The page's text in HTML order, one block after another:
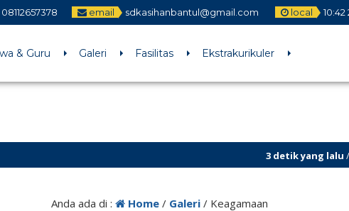
08112657378 email sdkasihanbantul@gmail.com local 10:42
& Guru Galeri Fasilitas Ekstrakurikuler
3 detik yang lalu/ Untuk
Anda ada di : Home/ Galeri/ Keagamaan